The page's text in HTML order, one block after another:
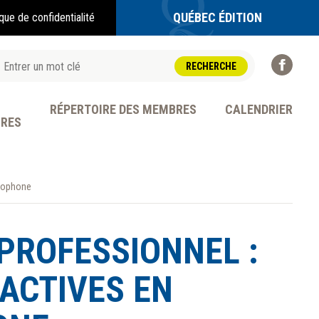
de confidentialité QUÉBEC ÉDITION
RÉPERTOIRE DES MEMBRES CALENDRIER
:
EN